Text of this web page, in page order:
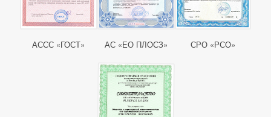
АССС «ГОСТ» АС «ЕО ПЛОСЗ» СРО «РСО»